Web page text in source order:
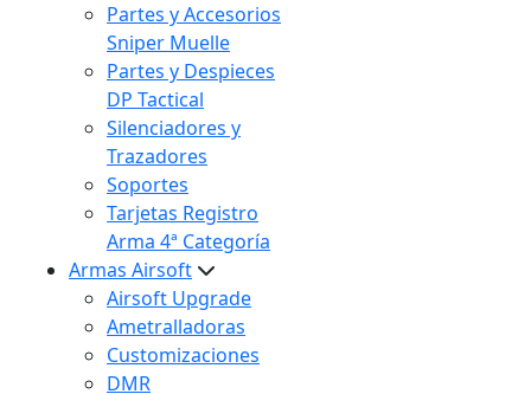
Partes y Accesorios
Sniper Muelle
Partes y Despieces
DP Tactical
Silenciadores y
Trazadores
Soportes
Tarjetas Registro
Arma 4ª Categoría
Armas Airsoft
Airsoft Upgrade
Ametralladoras
Customizaciones
DMR